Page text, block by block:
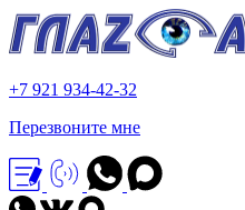
+7 921 934-42-32
Перезвоните мне